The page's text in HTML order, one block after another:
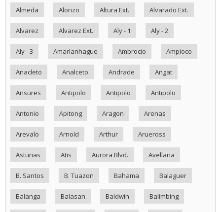
Almeda Alonzo Altura Ext. Alvarado Ext.
Alvarez Alvarez Ext. Aly - 1 Aly - 2
Aly - 3 Amarlanhague Ambrocio Ampioco
Anacleto Analceto Andrade Angat
Ansures Antipolo Antipolo Antipolo
Antonio Apitong Aragon Arenas
Arevalo Arnold Arthur Arueross
Asturias Atis Aurora Blvd. Avellana
B. Santos B. Tuazon Bahama Balaguer
Balanga Balasan Baldwin Balimbing